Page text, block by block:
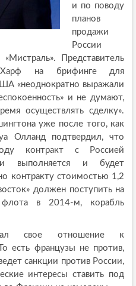
и по поводу
планов
продажи
России
Представитель
Харф на брифинге для
«неоднократно выражали
и не думают,
осуществлять сделку».
уже после того, как
Олланд подтвердил, что
контракт с Россией
выполняется и будет
контракту стоимостью 1,2
должен поступить на
флота в 2014-м, корабль
свое отношение к
есть французы не против,
санкции против России,
интересы ставить под